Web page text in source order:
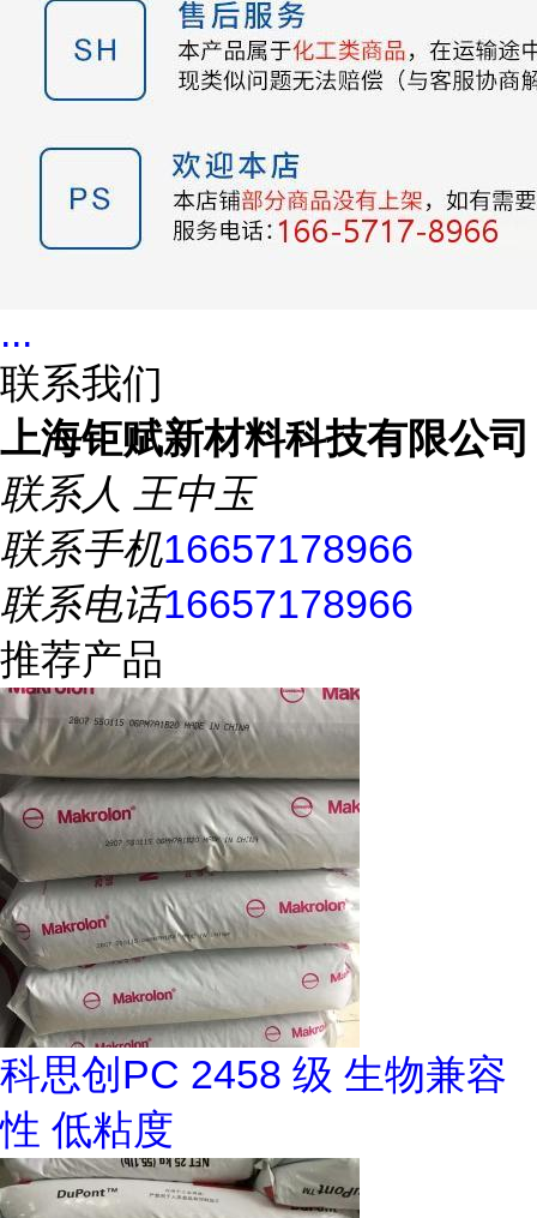
...
联系我们
上海钜赋新材料科技有限公司
联系人 王中玉
联系手机16657178966
联系电话16657178966
推荐产品
科思创PC 2458 级 生物兼容
性 低粘度